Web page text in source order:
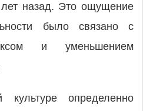
назад. Это ощущение
было связано с
и уменьшением
определенно